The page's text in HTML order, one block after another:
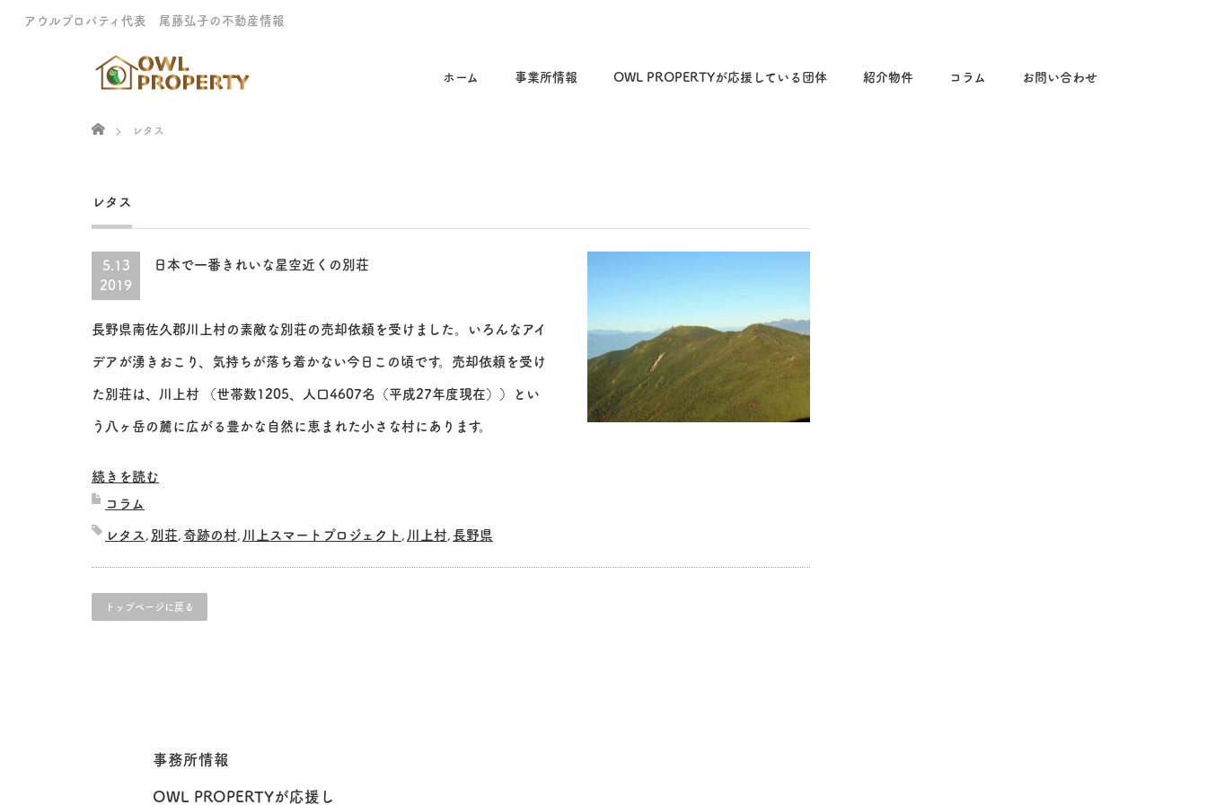
アウルプロパティ代表 尾藤弘子の不動産情報
ホーム 事業所情報 OWL PROPERTYが応援している団体 紹介物件 コラム お問い合わせ
Home レタス
レタス
5.13
2019
日本で一番きれいな星空近くの別荘
長野県南佐久郡川上村の素敵な別荘の売却依頼を受けました。いろんなアイ
デアが湧きおこり、気持ちが落ち着かない今日この頃です。売却依頼を受け
た別荘は、川上村 （世帯数1205、人口4607名（平成27年度現在））とい
う八ヶ岳の麓に広がる豊かな自然に恵まれた小さな村にあります。
続きを読む
コラム
レタス 別荘 奇跡の村 川上スマートプロジェクト 川上村 長野県
トップページに戻る
事務所情報
OWL PROPERTYが応援し